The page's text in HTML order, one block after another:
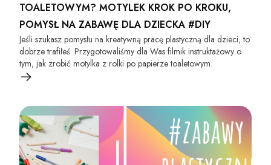
TOALETOWYM? MOTYLEK KROK PO KROKU,
POMYSŁ NA ZABAWĘ DLA DZIECKA #DIY
Jeśli szukasz pomysłu na kreatywną pracę plastyczną dla dzieci, to
dobrze trafiłeś. Przygotowaliśmy dla Was filmik instruktażowy o
tym, jak zrobić motylka z rolki po papierze toaletowym.